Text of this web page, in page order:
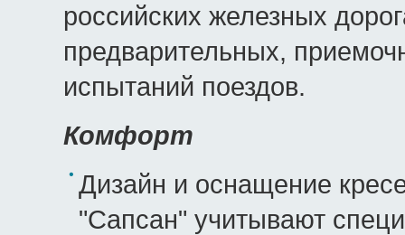
российских железных
предварительных,
испытаний поездов.
Комфорт
Дизайн и оснащение
"Сапсан" учитывают